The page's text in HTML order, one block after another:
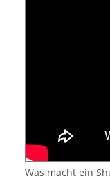
Was macht ein